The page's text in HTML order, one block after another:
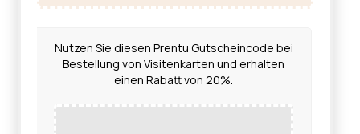
Nutzen Sie diesen Prentu Gutscheincode bei
Bestellung von Visitenkarten und erhalten
einen Rabatt von 20%.